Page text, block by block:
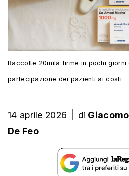
Raccolte 20mila firme in pochi giorni
partecipazione dei pazienti ai costi
14 aprile 2026 di
De Feo